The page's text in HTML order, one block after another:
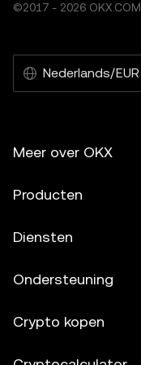
©2017 - 2026 OKX.COM
Nederlands/EUR
Meer over OKX
Producten
Diensten
Ondersteuning
Crypto kopen